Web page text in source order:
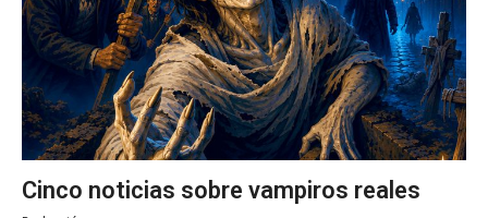
Cinco noticias sobre vampiros reales